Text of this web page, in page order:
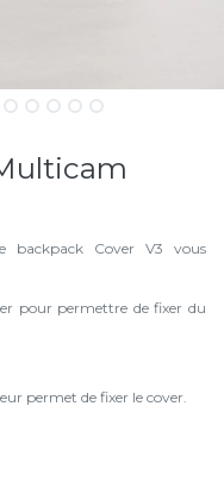
backpack Cover V3 vous
pour permettre de fixer du
permet de fixer le cover.